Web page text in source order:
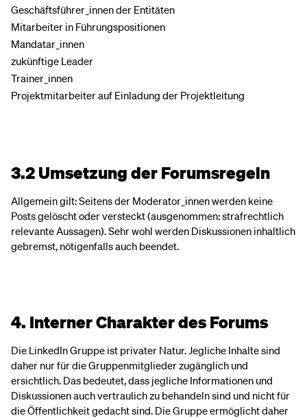
Geschäftsführer_innen der Entitäten
Mitarbeiter in Führungspositionen
Mandatar_innen
zukünftige Leader
Trainer_innen
Projektmitarbeiter auf Einladung der Projektleitung
3.2 Umsetzung der Forumsregeln
Allgemein gilt: Seitens der Moderator_innen werden keine
Posts gelöscht oder versteckt (ausgenommen: strafrechtlich
relevante Aussagen). Sehr wohl werden Diskussionen inhaltlich
gebremst, nötigenfalls auch beendet.
4. Interner Charakter des Forums
Die LinkedIn Gruppe ist privater Natur. Jegliche Inhalte sind
daher nur für die Gruppenmitglieder zugänglich und
ersichtlich. Das bedeutet, dass jegliche Informationen und
Diskussionen auch vertraulich zu behandeln sind und nicht für
die Öffentlichkeit gedacht sind. Die Gruppe ermöglicht daher